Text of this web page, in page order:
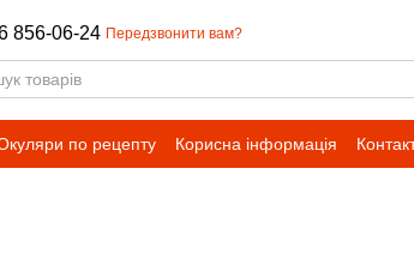
856-06-24 Передзвонити вам?
по рецепту Корисна інформація